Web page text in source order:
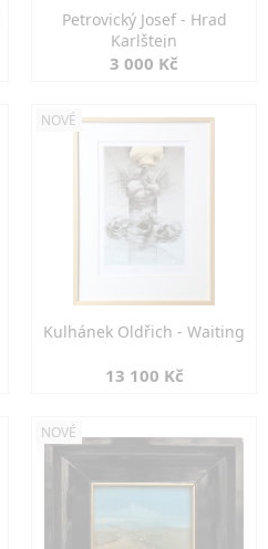
Petrovický Josef - Hrad
Karlštejn
3 000 Kč
NOVÉ
Kulhánek Oldřich - Waiting
13 100 Kč
NOVÉ